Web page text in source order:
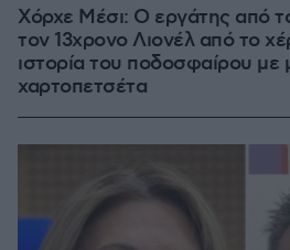
Χόρχε Μέσι: Ο εργάτης από
τον 13χρονο Λιονέλ από το
ιστορία του ποδοσφαίρου
χαρτοπετσέτα